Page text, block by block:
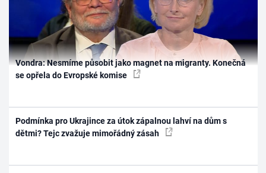
Vondra: Nesmíme působit jako magnet na migranty. Konečná
se opřela do Evropské komise
Podmínka pro Ukrajince za útok zápalnou lahví na dům s
dětmi? Tejc zvažuje mimořádný zásah